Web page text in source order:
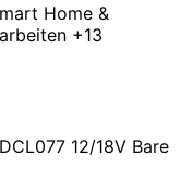
Home &
+13
12/18V Bare